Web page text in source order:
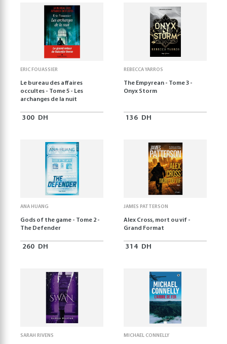
ERIC FOUASSIER
Le bureau des affaires
occultes - Tome 5 - Les
archanges de la nuit
300 DH
REBECCA YARROS
The Empyrean - Tome 3 -
Onyx Storm
136 DH
ANA HUANG
Gods of the game - Tome 2 -
The Defender
260 DH
JAMES PATTERSON
Alex Cross, mort ou vif -
Grand Format
314 DH
SARAH RIVENS MICHAEL CONNELLY